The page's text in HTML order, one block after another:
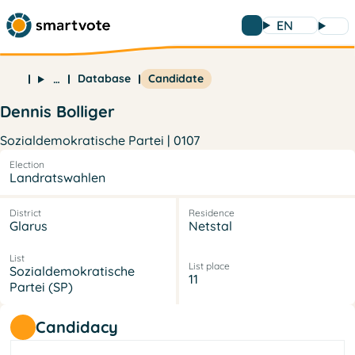
EN
… Database Candidate
Dennis Bolliger
Sozialdemokratische Partei | 0107
Election
Landratswahlen
District
Glarus
Residence
Netstal
List
Sozialdemokratische
Partei (SP)
List place
11
Candidacy